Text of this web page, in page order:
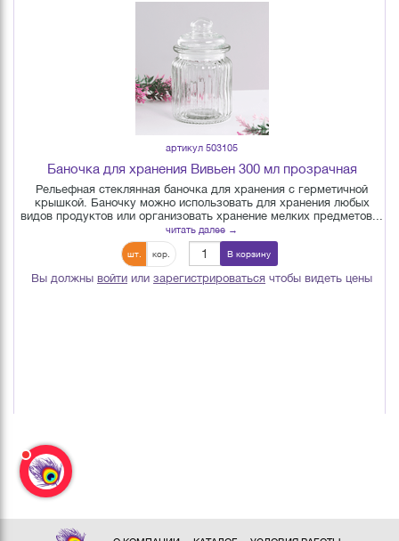
артикул 503105
Баночка для хранения Вивьен 300 мл прозрачная
Рельефная стеклянная баночка для хранения с герметичной
крышкой. Баночку можно использовать для хранения любых
видов продуктов или организовать хранение мелких предметов...
читать далее →
шт. кор. В корзину
Вы должны войти или зарегистрироваться чтобы видеть цены